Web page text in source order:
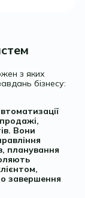
з яких
бізнесу:
Вони
планування
завершення